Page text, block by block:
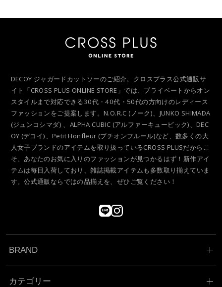
DECOY ジャガードカットソーのご紹介。クロスプラス公式通販サ
イト「CROSS PLUS ONLINE STORE」では、プライベートからオン
スタイルまで対応できる30代・40代・50代の方向けのレディース
ファッションをご提案します。N.O.R.C (ノーク)、JUNKO SHIMADA
(ジュンコシマダ) 、ALPHA CUBIC (アルファーキュービック)、DEC
OY (デコイ)、Petit Honfleur (プチオンフルール)など、数多くの大
人女子ブランドのアイテムを取り扱っているCROSS PLUSだからこ
そ、あなたのお気に入りのファッションが見つかるはず！新作アイ
テムは毎日入荷しており、雑誌掲載アイテムも多数取り揃えていま
す。公式通販ならではの品揃えを、ぜひご覧ください！
BRAND
カテゴリー